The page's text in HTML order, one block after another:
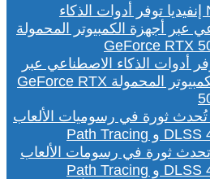
أدوات الذكاء الاصطناعي عبر
أجهزة الكمبيوتر المحمولة GeForce RTX
تحدث ثورة في رسومات الألعاب